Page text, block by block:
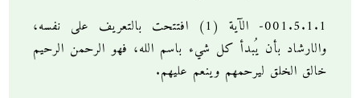
001.5.1.1- الآية (1) افتتحت بالتعريف على نفسه،
والارشاد بأن يُبدأ كل شيء باسم الله، فهو الرحمن الرحيم
خالق الخلق ليرحمهم وينعم عليهم.